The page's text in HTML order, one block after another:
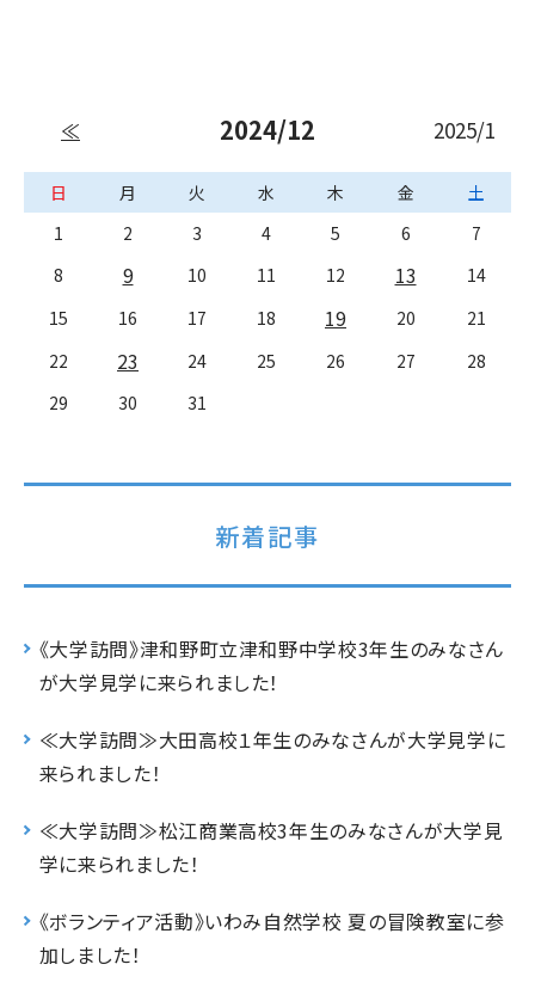
≪ 2024/12 2025/1
日 月 火 水 木 金
土
1
2 3 4 5 6
7
8
9 10 11 12 13
14
15
16 17 18 19 20
21
22
23 24 25 26 27
28
29
30 31
新着記事
《大学訪問》津和野町立津和野中学校3年生のみなさん
が大学見学に来られました！
≪大学訪問≫大田高校１年生のみなさんが大学見学に
来られました！
≪大学訪問≫松江商業高校3年生のみなさんが大学見
学に来られました！
《ボランティア活動》いわみ自然学校 夏の冒険教室に参
加しました！